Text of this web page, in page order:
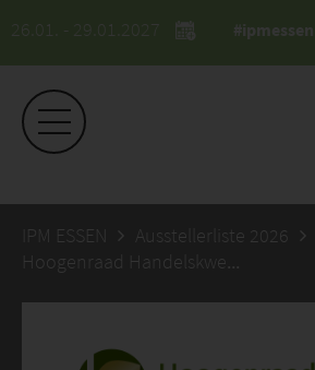
26.01. - 29.01.2027 #ipmessen
IPM ESSEN
Ausstellerliste 2026
Hoogenraad Handelskwekerijen BV